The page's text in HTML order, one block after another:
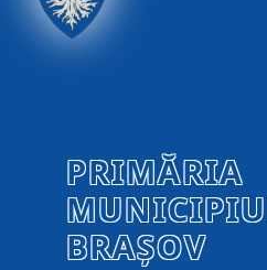
PRIMĂRIA
BRAȘOV